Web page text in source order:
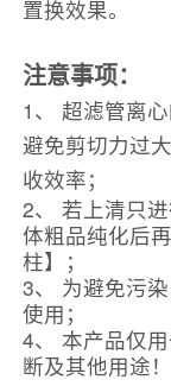
置换效果。
注意事项：
1、 超滤管离
避免剪切力过
收效率；
2、 若上清只
体粗品纯化后
柱】；
3、 为避免污
使用；
4、 本产品仅
断及其他用途！